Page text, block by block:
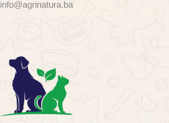
info@agrinatura.ba